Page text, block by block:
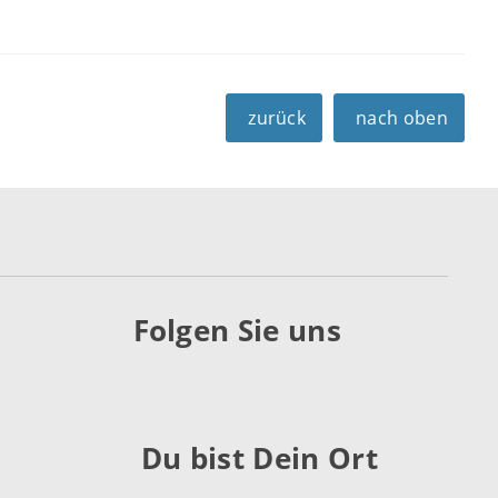
zurück nach oben
Folgen Sie uns
Du bist Dein Ort